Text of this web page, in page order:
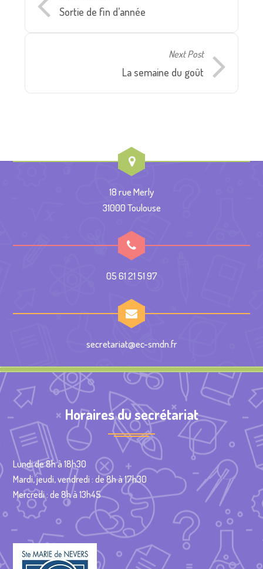
Sortie de fin d’année
Next Post
La semaine du goût
18 rue Merly
31000 Toulouse
05 61 21 51 97
secretariat@ec-smdn.fr
Horaires du secrétariat
Lundi de 8h à 18h30
Mardi, jeudi, vendredi : de 8h à 17h30
Mercredi : de 8h à 13h45